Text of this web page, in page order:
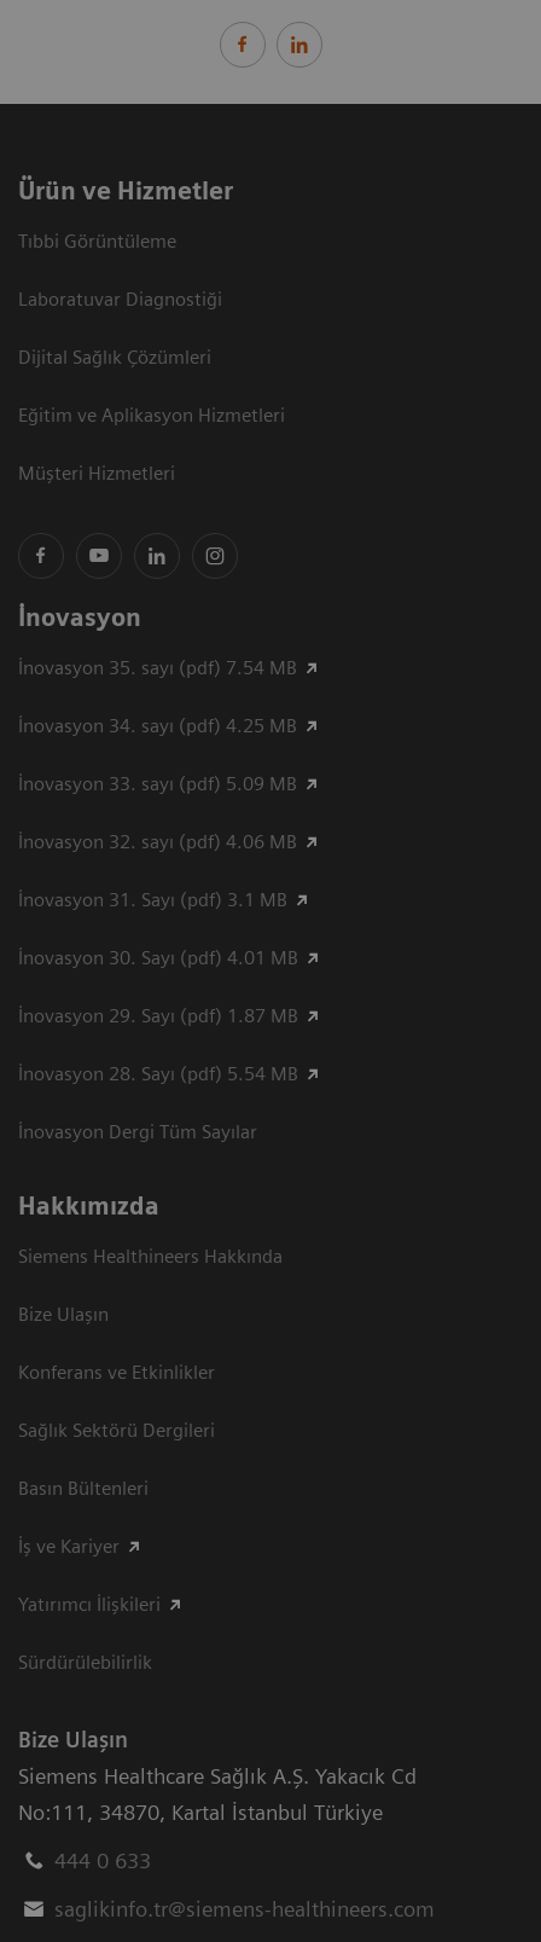
Ürün ve Hizmetler
Tıbbi Görüntüleme
Laboratuvar Diagnostiği
Dijital Sağlık Çözümleri
Eğitim ve Aplikasyon Hizmetleri
Müşteri Hizmetleri
İnovasyon
İnovasyon 35. sayı (pdf) 7.54 MB
İnovasyon 34. sayı (pdf) 4.25 MB
İnovasyon 33. sayı (pdf) 5.09 MB
İnovasyon 32. sayı (pdf) 4.06 MB
İnovasyon 31. Sayı (pdf) 3.1 MB
İnovasyon 30. Sayı (pdf) 4.01 MB
İnovasyon 29. Sayı (pdf) 1.87 MB
İnovasyon 28. Sayı (pdf) 5.54 MB
İnovasyon Dergi Tüm Sayılar
Hakkımızda
Siemens Healthineers Hakkında
Bize Ulaşın
Konferans ve Etkinlikler
Sağlık Sektörü Dergileri
Basın Bültenleri
İş ve Kariyer
Yatırımcı İlişkileri
Sürdürülebilirlik
Bize Ulaşın
Siemens Healthcare Sağlık A.Ş. Yakacık Cd
No:111 , 34870, Kartal İstanbul Türkiye
444 0 633
saglikinfo.tr@siemens-healthineers.com